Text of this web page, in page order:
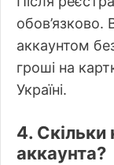
аккаунтом
гроші на
Україні.
4.
аккаунта?